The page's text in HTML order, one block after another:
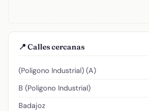
📍 Calles cercanas
(Poligono Industrial) (A)
B (Poligono Industrial)
Badajoz